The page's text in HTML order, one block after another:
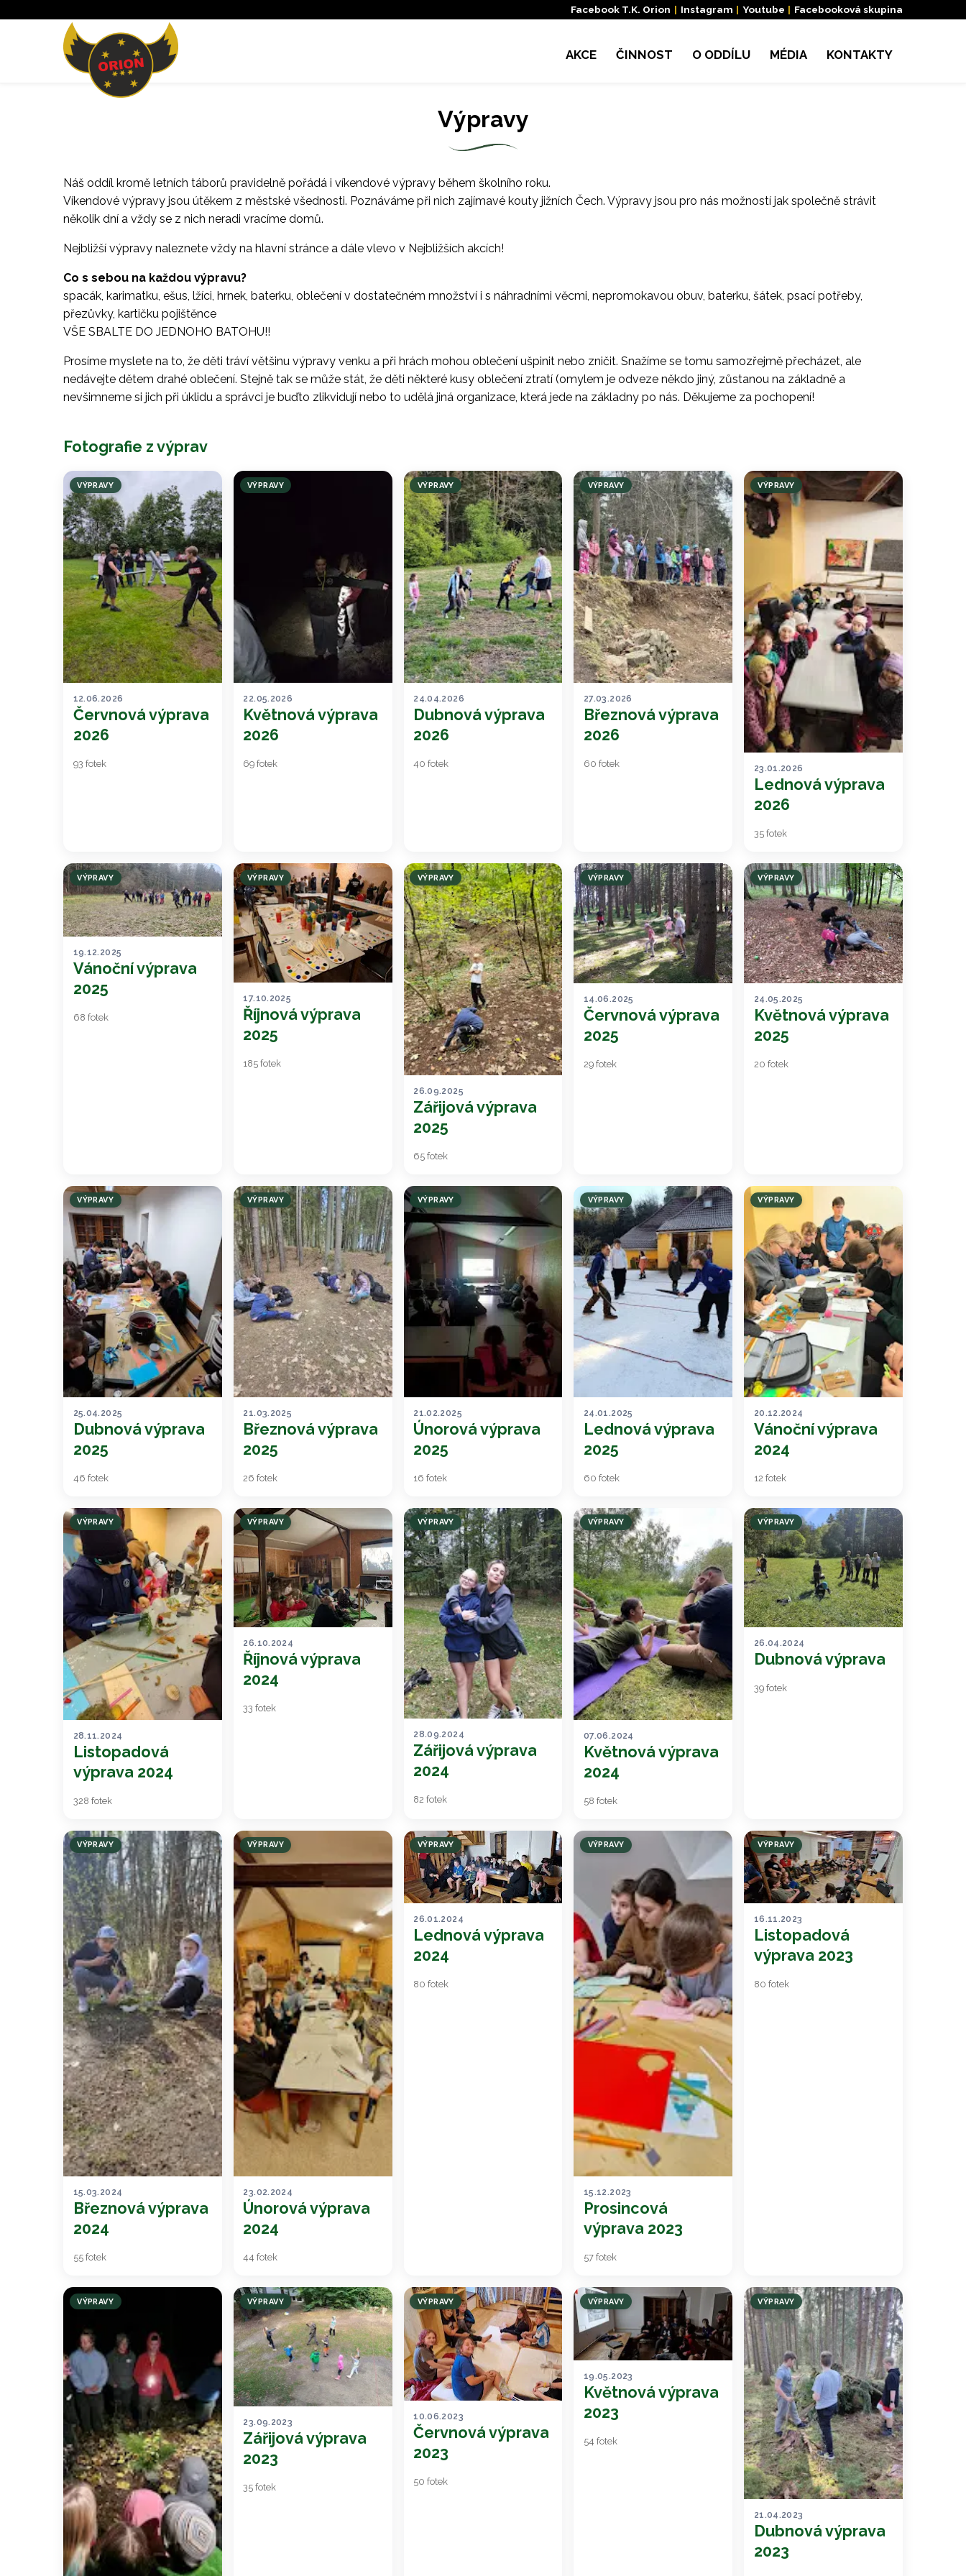
Facebook T.K. Orion | Instagram | Youtube | Facebooková skupina
AKCE ČINNOST O ODDÍLU MÉDIA KONTAKTY
Výpravy
Náš oddíl kromě letních táborů pravidelně pořádá i víkendové výpravy během školního roku.
Víkendové výpravy jsou útěkem z městské všednosti. Poznáváme při nich zajímavé kouty jižních Čech. Výpravy jsou pro nás možností jak společně strávit
několik dní a vždy se z nich neradi vracíme domů.
Nejbližší výpravy naleznete vždy na hlavní stránce a dále vlevo v Nejbližších akcích!
Co s sebou na každou výpravu?
spacák, karimatku, ešus, lžíci, hrnek, baterku, oblečení v dostatečném množství i s náhradními věcmi, nepromokavou obuv, baterku, šátek, psací potřeby,
přezůvky, kartičku pojištěnce
VŠE SBALTE DO JEDNOHO BATOHU!!
Prosíme myslete na to, že děti tráví většinu výpravy venku a při hrách mohou oblečení ušpinit nebo zničit. Snažíme se tomu samozřejmě přecházet, ale
nedávejte dětem drahé oblečení. Stejně tak se může stát, že děti některé kusy oblečení ztratí (omylem je odveze někdo jiný, zůstanou na základně a
nevšimneme si jich při úklidu a správci je buďto zlikvidují nebo to udělá jiná organizace, která jede na základny po nás. Děkujeme za pochopení!
Fotografie z výprav
VÝPRAVY
12.06.2026
Červnová výprava
2026
93 fotek
VÝPRAVY
22.05.2026
Květnová výprava
2026
69 fotek
VÝPRAVY
24.04.2026
Dubnová výprava
2026
40 fotek
VÝPRAVY
27.03.2026
Březnová výprava
2026
60 fotek
VÝPRAVY
23.01.2026
Lednová výprava
2026
35 fotek
VÝPRAVY
19.12.2025
Vánoční výprava
2025
68 fotek
VÝPRAVY
17.10.2025
Říjnová výprava
2025
185 fotek
VÝPRAVY
26.09.2025
Zářijová výprava
2025
65 fotek
VÝPRAVY
14.06.2025
Červnová výprava
2025
29 fotek
VÝPRAVY
24.05.2025
Květnová výprava
2025
20 fotek
VÝPRAVY
25.04.2025
Dubnová výprava
2025
46 fotek
VÝPRAVY
21.03.2025
Březnová výprava
2025
26 fotek
VÝPRAVY
21.02.2025
Únorová výprava
2025
16 fotek
VÝPRAVY
24.01.2025
Lednová výprava
2025
60 fotek
VÝPRAVY
20.12.2024
Vánoční výprava
2024
12 fotek
VÝPRAVY
28.11.2024
Listopadová
výprava 2024
328 fotek
VÝPRAVY
26.10.2024
Říjnová výprava
2024
33 fotek
VÝPRAVY
28.09.2024
Zářijová výprava
2024
82 fotek
VÝPRAVY
07.06.2024
Květnová výprava
2024
58 fotek
VÝPRAVY
26.04.2024
Dubnová výprava
39 fotek
VÝPRAVY
15.03.2024
Březnová výprava
2024
55 fotek
VÝPRAVY
23.02.2024
Únorová výprava
2024
44 fotek
VÝPRAVY
26.01.2024
Lednová výprava
2024
80 fotek
VÝPRAVY
15.12.2023
Prosincová
výprava 2023
57 fotek
VÝPRAVY
16.11.2023
Listopadová
výprava 2023
80 fotek
VÝPRAVY VÝPRAVY
23.09.2023
Zářijová výprava
2023
35 fotek
VÝPRAVY
10.06.2023
Červnová výprava
2023
50 fotek
VÝPRAVY
19.05.2023
Květnová výprava
2023
54 fotek
VÝPRAVY
21.04.2023
Dubnová výprava
2023